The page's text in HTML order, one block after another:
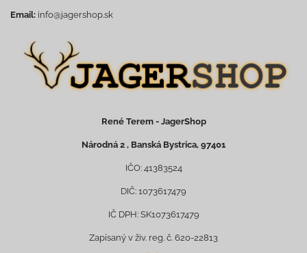
Email: info@jagershop.sk
René Terem - JagerShop
Národná 2 , Banská Bystrica, 97401
IČO: 41383524
DIČ: 1073617479
IČ DPH: SK1073617479
Zapísaný v živ. reg. č. 620-22813